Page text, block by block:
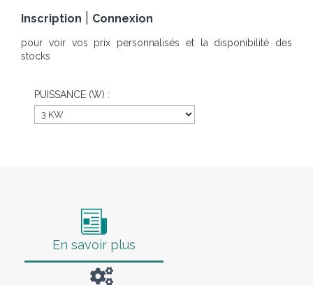
Inscription Connexion
pour voir vos prix personnalisés et la disponibilité des
stocks
PUISSANCE (W) :
En savoir plus